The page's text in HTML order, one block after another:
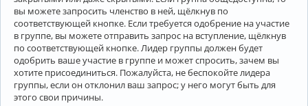
вы можете запросить членство в ней, щёлкнув по
соответствующей кнопке. Если требуется одобрение на участие
в группе, вы можете отправить запрос на вступление, щёлкнув
по соответствующей кнопке. Лидер группы должен будет
одобрить ваше участие в группе и может спросить, зачем вы
хотите присоединиться. Пожалуйста, не беспокойте лидера
группы, если он отклонил ваш запрос; у него могут быть для
этого свои причины.